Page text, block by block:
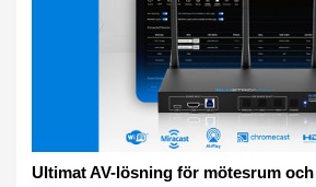
Ultimat AV-lösning för mötesrum